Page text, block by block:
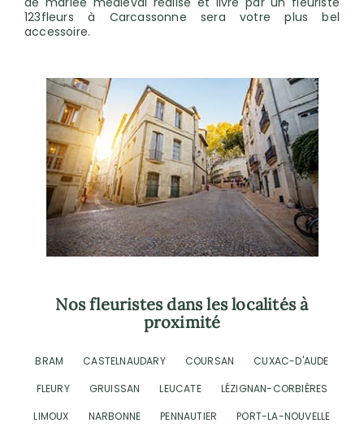
123fleurs à Carcassonne sera votre plus bel
accessoire.
Nos fleuristes dans les localités à
proximité
BRAM CASTELNAUDARY COURSAN
CUXAC-D'AUDE
FLEURY
GRUISSAN LEUCATE
LÉZIGNAN-CORBIÈRES
LIMOUX
NARBONNE PENNAUTIER
PORT-LA-NOUVELLE